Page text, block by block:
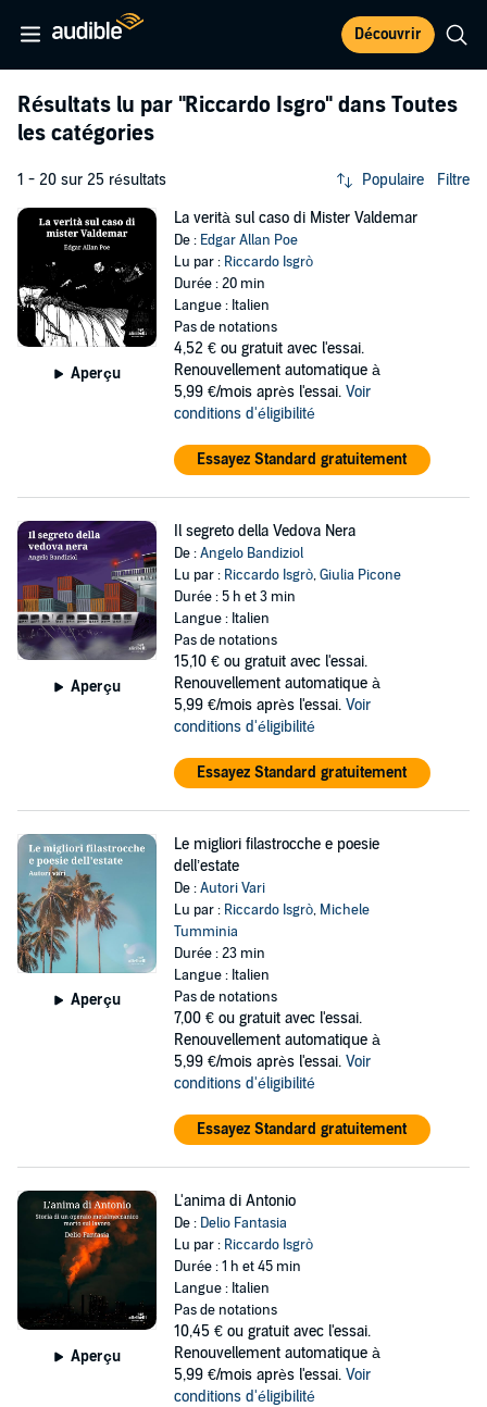
Découvrir
Résultats lu par "Riccardo Isgro" dans Toutes
les catégories
1 - 20 sur 25 résultats Populaire Filtre
Aperçu
La verità sul caso di Mister Valdemar
De : Edgar Allan Poe
Lu par : Riccardo Isgrò
Durée : 20 min
Langue : Italien
Pas de notations
4,52 € ou gratuit avec l'essai.
Renouvellement automatique à
5,99 €/mois après l'essai. Voir
conditions d'éligibilité
Essayez Standard gratuitement
Aperçu
Il segreto della Vedova Nera
De :Angelo Bandiziol
Lu par : Riccardo Isgrò,Giulia Picone
Durée : 5 h et 3 min
Langue : Italien
Pas de notations
15,10 € ou gratuit avec l'essai.
Renouvellement automatique à
5,99 €/mois après l'essai. Voir
conditions d'éligibilité
Essayez Standard gratuitement
Aperçu
Le migliori filastrocche e poesie
dell’estate
De :Autori Vari
Lu par : Riccardo Isgrò, Michele
Tumminia
Durée : 23 min
Langue : Italien
Pas de notations
7,00 € ou gratuit avec l'essai.
Renouvellement automatique à
5,99 €/mois après l'essai. Voir
conditions d'éligibilité
Essayez Standard gratuitement
Aperçu
L'anima di Antonio
De : Delio Fantasia
Lu par : Riccardo Isgrò
Durée : 1 h et 45 min
Langue : Italien
Pas de notations
10,45 € ou gratuit avec l'essai.
Renouvellement automatique à
5,99 €/mois après l'essai. Voir
conditions d'éligibilité